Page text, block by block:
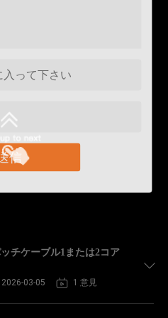
信
チケーブル1または2コア
2026-03-05 1 意見